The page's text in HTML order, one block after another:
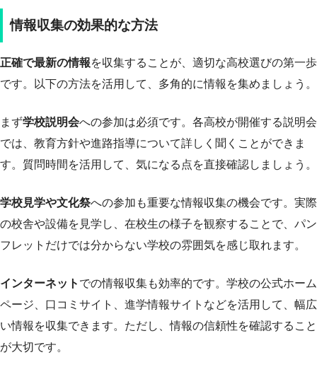
情報収集の効果的な方法
正確で最新の情報を収集することが、適切な高校選びの第一歩
です。以下の方法を活用して、多角的に情報を集めましょう。
まず学校説明会への参加は必須です。各高校が開催する説明会
では、教育方針や進路指導について詳しく聞くことができま
す。質問時間を活用して、気になる点を直接確認しましょう。
学校見学や文化祭への参加も重要な情報収集の機会です。実際
の校舎や設備を見学し、在校生の様子を観察することで、パン
フレットだけでは分からない学校の雰囲気を感じ取れます。
インターネット での情報収集も効率的です。学校の公式ホーム
ページ、口コミサイト、進学情報サイトなどを活用して、幅広
い情報を収集できます。ただし、情報の信頼性を確認すること
が大切です。